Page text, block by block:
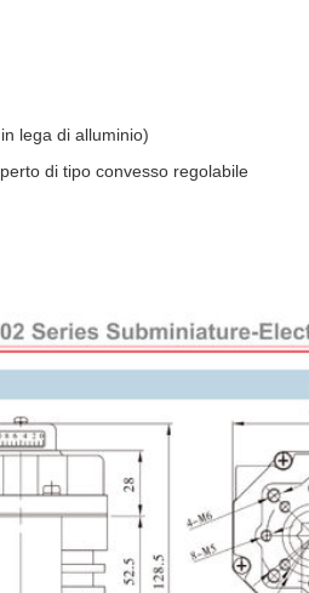
lega di alluminio)
di tipo convesso regolabile